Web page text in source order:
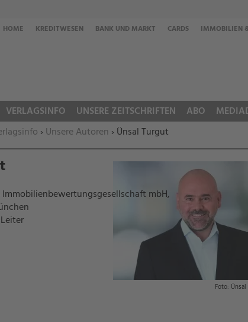
HOME KREDITWESEN BANK UND MARKT CARDS IMMOBILIEN
› Unsere Autoren › Ünsal Turgut
Immobilienbewertungsgesellschaft mbH,
VERLAGSINFO UNSERE ZEITSCHRIFTEN ABO